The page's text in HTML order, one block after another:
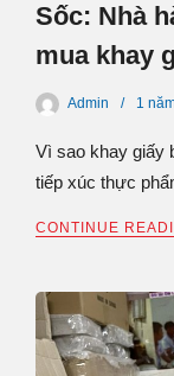
Sốc: Nhà
mua khay
Admin 1
Vì sao khay giấy
tiếp xúc thực
CONTINUE